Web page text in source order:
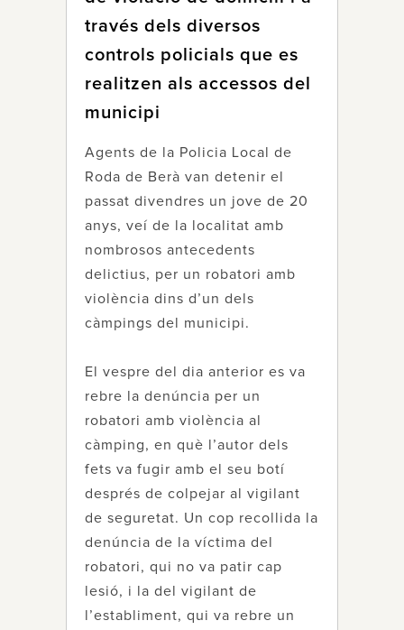
través dels diversos
controls policials que es
realitzen als accessos del
municipi
Agents de la Policia Local de
Roda de Berà van detenir el
passat divendres un jove de 20
anys, veí de la localitat amb
nombrosos antecedents
delictius, per un robatori amb
violència dins d’un dels
càmpings del municipi.
El vespre del dia anterior es va
rebre la denúncia per un
robatori amb violència al
càmping, en què l’autor dels
fets va fugir amb el seu botí
després de colpejar al vigilant
de seguretat. Un cop recollida la
denúncia de la víctima del
robatori, qui no va patir cap
lesió, i la del vigilant de
l’establiment, qui va rebre un